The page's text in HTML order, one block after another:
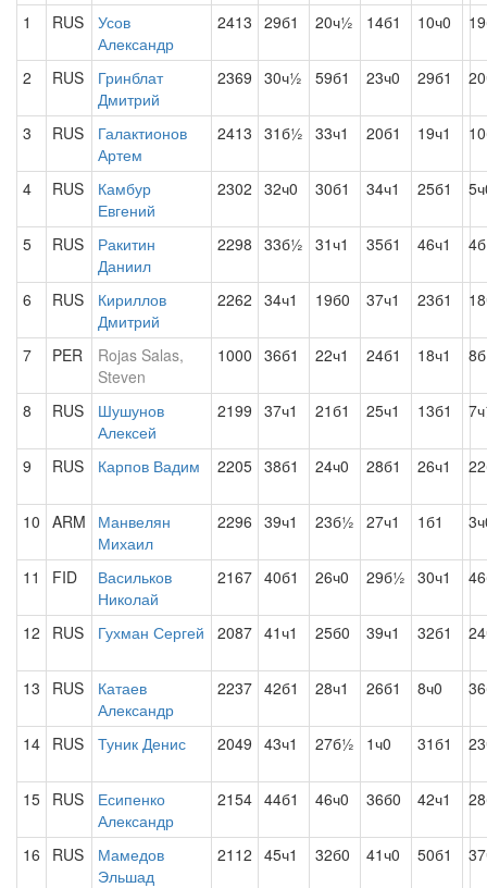
1
RUS
Усов
Александр
2413 29б1 20ч½ 14б1 10ч0
2 RUS
Гринблат
Дмитрий
2369 30ч½ 59б1 23ч0 29б1
3 RUS
Галактионов
Артем
2413 31б½ 33ч1 20б1 19ч1
4 RUS
Камбур
Евгений
2302 32ч0 30б1 34ч1 25б1
5 RUS
Ракитин
Даниил
2298 33б½ 31ч1 35б1 46ч1
6 RUS
Кириллов
Дмитрий
2262 34ч1 19б0 37ч1 23б1
7 PER
Rojas Salas,
Steven
1000 36б1 22ч1 24б1 18ч1
8 RUS
Шушунов
Алексей
2199 37ч1 21б1 25ч1 13б1
9 RUS Карпов Вадим 2205 38б1 24ч0 28б1 26ч1
10 ARM
Манвелян
Михаил
2296 39ч1 23б½ 27ч1 1б1
11 FID
Васильков
Николай
2167 40б1 26ч0 29б½ 30ч1
12 RUS Гухман Сергей 2087 41ч1 25б0 39ч1 32б1
13 RUS
Катаев
Александр
2237 42б1 28ч1 26б1 8ч0
14 RUS Туник Денис 2049 43ч1 27б½ 1ч0 31б1
15 RUS
Есипенко
Александр
2154 44б1 46ч0 36б0 42ч1
16 RUS
Мамедов
Эльшад
2112 45ч1 32б0 41ч0 50б1